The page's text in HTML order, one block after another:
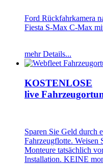
Ford Rückfahrkamera
Fiesta S-Max C-Max
mehr Details...
KOSTENLOSE
live
Sparen Sie Geld durch
Fahrzeugflotte. Weisen
Monteure tatsächlich
Installation. KEINE